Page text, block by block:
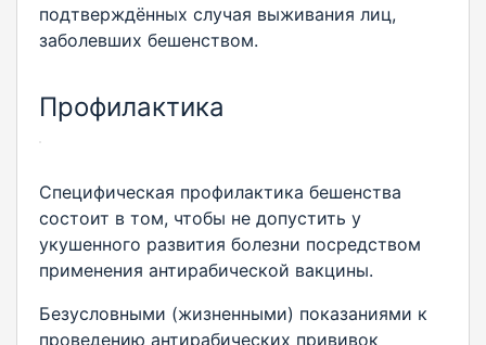
подтверждённых случая выживания лиц,
заболевших бешенством.
Профилактика
Специфическая профилактика бешенства
состоит в том, чтобы не допустить у
укушенного развития болезни посредством
применения антирабической вакцины.
Безусловными (жизненными) показаниями к
проведению антирабических прививок